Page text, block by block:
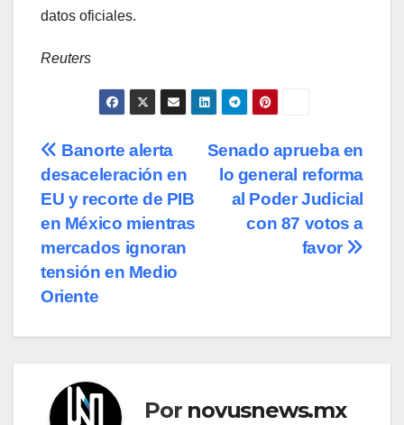
datos oficiales.
Reuters
Navegación
de
entradas
Senado aprueba en
lo general reforma
al Poder Judicial
con 87 votos a
favor
Banorte alerta
desaceleración en
EU y recorte de PIB
en México mientras
mercados ignoran
tensión en Medio
Oriente
Por novusnews.mx